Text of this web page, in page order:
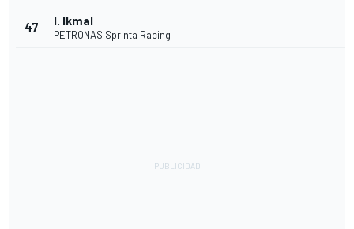
47 I. Ikmal
PETRONAS Sprinta Racing
- - -